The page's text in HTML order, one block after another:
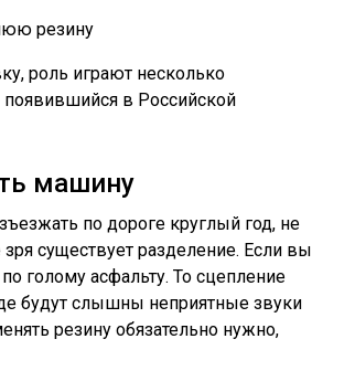
роль играют несколько
в Российской
машину
по дороге круглый год, не
существует разделение. Если вы
голому асфальту. То сцепление
будут слышны неприятные звуки
резину обязательно нужно,